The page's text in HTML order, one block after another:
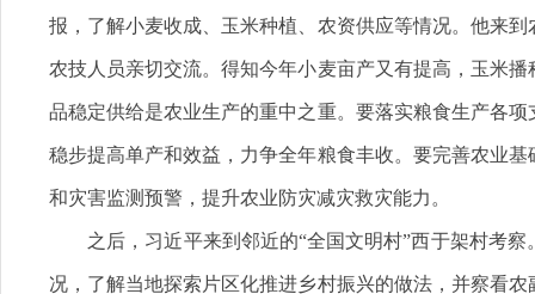
报，了解小麦收成、玉米种植、农资供应等情况。他来
农技人员亲切交流。得知今年小麦亩产又有提高，玉米
品稳定供给是农业生产的重中之重。要落实粮食生产各
稳步提高单产和效益，力争全年粮食丰收。要完善农业
和灾害监测预警，提升农业防灾减灾救灾能力。
之后，习近平来到邻近的“全国文明村”西于架村考察
况，了解当地探索片区化推进乡村振兴的做法，并察看